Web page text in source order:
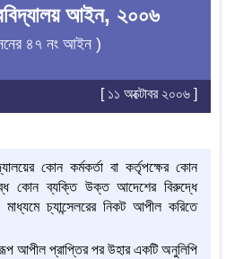
আইন, ২০০৬
৪৭ নং আইন )
[ ১১ অক্টোবর ২০০৬ ]
কোন কর্মকর্তা বা কর্তৃপক্ষের কোন
কোন ব্যক্তি উক্ত আদেশের বিরুদ্ধে
মাধ্যমে চ্যান্সেলরের নিকট আপীল করিতে
আপীল প্রাপ্তির পর উহার একটি অনুলিপি